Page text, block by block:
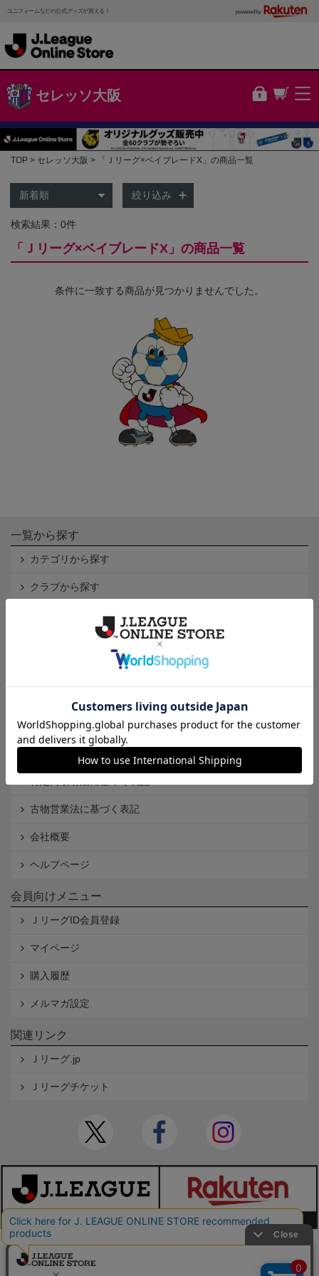
ユニフォームなどの公式グッズが買える！ powered by
セレッソ大阪
TOP セレッソ大阪 「Ｊリーグ×ベイブレードX」の商品一覧
絞り込み
検索結果：0件
「Ｊリーグ×ベイブレードX」の商品一覧
条件に一致する商品が見つかりませんでした。
一覧から探す
カテゴリから探す
クラブから探す
Ｊ2
Ｊリーグオンラインストアとは
個人情報保護方針
古物営業法に基づく表記
会社概要
ヘルプページ
会員向けメニュー
ＪリーグID会員登録
マイページ
購入履歴
メルマガ設定
関連リンク
Ｊリーグ.jp
Ｊリーグチケット
本サイトで使用している文章・画像等の無断での複製・転載を禁止します。
© JAPAN PROFESSIONAL FOOTBALL LEAGUE Rakuten Group, Inc. ALL RIGHTS RE